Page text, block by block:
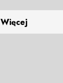
Więcej